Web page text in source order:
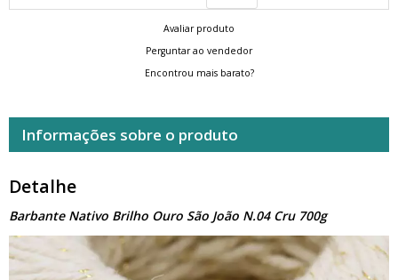
Avaliar produto
Perguntar ao vendedor
Encontrou mais barato?
Informações sobre o produto
Detalhe
Barbante Nativo Brilho Ouro São João N.04 Cru 700g